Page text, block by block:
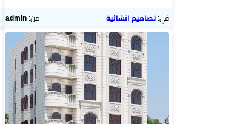
في:تصاميم انشائية من:admin